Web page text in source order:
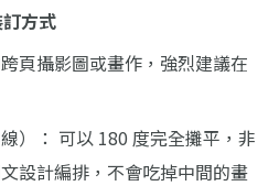
方式
頁攝影圖或畫作，強烈建議在
）： 可以 180 度完全攤平，非
設計編排，不會吃掉中間的畫